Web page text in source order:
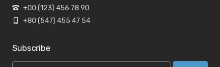
+00 (123) 456 78 90
+80 (547) 455 47 54
Subscribe